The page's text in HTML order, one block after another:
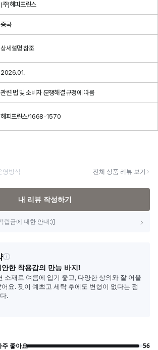
(주)해피프린스
중국
상세설명 참조
2026.01.
관련 법 및 소비자 분쟁해결 규정에 따름
해피프린스/1668-1570